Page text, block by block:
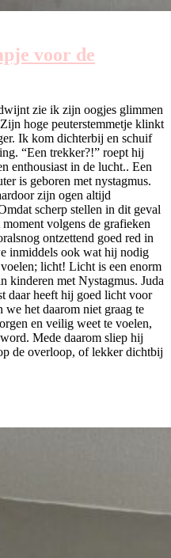
voor de
zie ik zijn oogjes glimmen
hoge peuterstemmetje klinkt
Ik kom dichterbij en schuif
“Een trekker?!” roept hij
enthousiast in de lucht.. Een
is geboren met nystagmus.
zijn ogen altijd
scherp stellen in dit geval
volgens de grafieken
ontzettend goed red in
inmiddels ook wat hij nodig
licht! Licht is een enorm
kinderen met Nystagmus. Juda
daar heeft hij goed licht voor
het daarom niet graag te
en veilig weet te voelen,
Mede daarom sliep hij
de overloop, of lekker dichtbij